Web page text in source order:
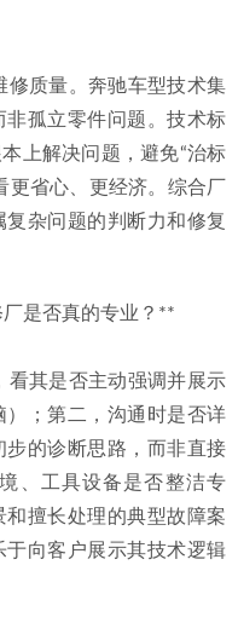
修质量。奔驰车型技术集
非孤立零件问题。技术标
上解决问题，避免“治标
更省心、更经济。综合厂
杂问题的判断力和修复
是否真的专业？**
看其是否主动强调并展示
；第二，沟通时是否详
的诊断思路，而非直接
、工具设备是否整洁专
擅长处理的典型故障案
向客户展示其技术逻辑